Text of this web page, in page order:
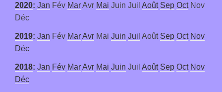
2020: Jan Fév MarAvr Mai Juin Juil Août Sep Oct Nov
Déc
2019: Jan Fév MarAvr Mai Juin Juil Août Sep Oct Nov
Déc
2018: Jan Fév MarAvr Mai Juin Juil Août Sep Oct Nov
Déc